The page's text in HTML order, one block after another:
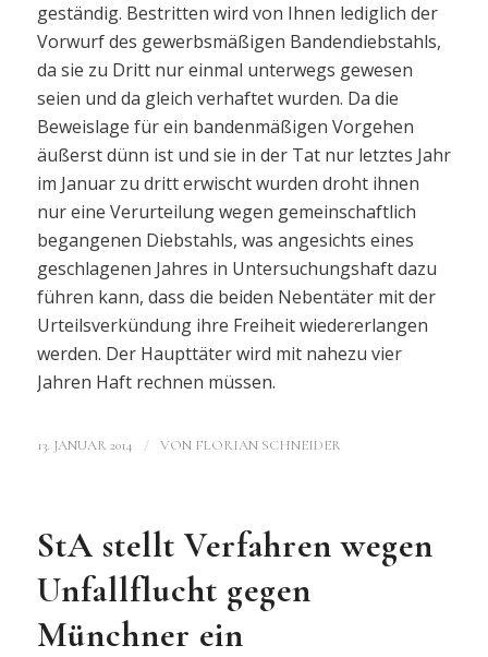
geständig. Bestritten wird von Ihnen lediglich der
Vorwurf des gewerbsmäßigen Bandendiebstahls,
da sie zu Dritt nur einmal unterwegs gewesen
seien und da gleich verhaftet wurden. Da die
Beweislage für ein bandenmäßigen Vorgehen
äußerst dünn ist und sie in der Tat nur letztes Jahr
im Januar zu dritt erwischt wurden droht ihnen
nur eine Verurteilung wegen gemeinschaftlich
begangenen Diebstahls, was angesichts eines
geschlagenen Jahres in Untersuchungshaft dazu
führen kann, dass die beiden Nebentäter mit der
Urteilsverkündung ihre Freiheit wiedererlangen
werden. Der Haupttäter wird mit nahezu vier
Jahren Haft rechnen müssen.
13. JANUAR 2014 / VON FLORIAN SCHNEIDER
StA stellt Verfahren wegen
Unfallflucht gegen
Münchner ein